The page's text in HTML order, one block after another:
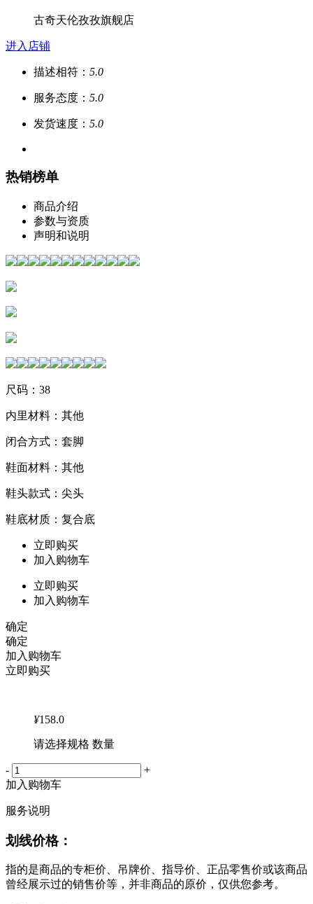
古奇天伦孜孜旗舰店
进入店铺
描述相符： 5.0
服务态度： 5.0
发货速度： 5.0
热销榜单
商品介绍
参数与资质
声明和说明
尺码：38
内里材料：其他
闭合方式：套脚
鞋面材料：其他
鞋头款式：尖头
鞋底材质：复合底
立即购买
加入购物车
立即购买
加入购物车
确定
确定
加入购物车
立即购买
¥158.0
请选择规格 数量
-
+
加入购物车
服务说明
划线价格：
指的是商品的专柜价、吊牌价、指导价、正品零售价或该商品
曾经展示过的销售价等，并非商品的原价，仅供您参考。